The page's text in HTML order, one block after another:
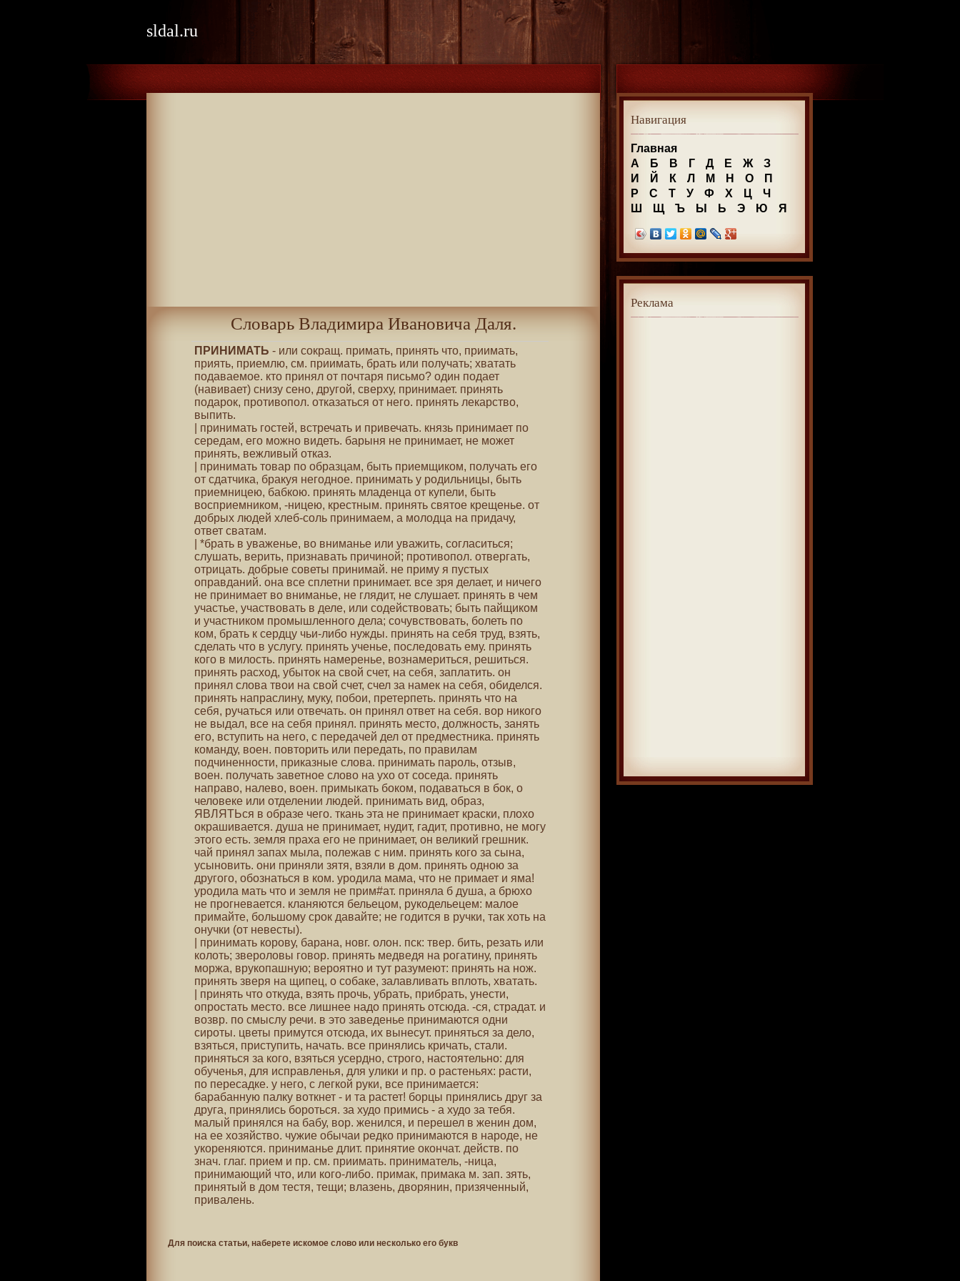
sldal.ru
Словарь Владимира Ивановича Даля.
ПРИНИМАТЬ - или сокращ. примать, принять что, приимать,
приять, приемлю, см. приимать, брать или получать; хватать
подаваемое. кто принял от почтаря письмо? один подает
(навивает) снизу сено, другой, сверху, принимает. принять
подарок, противопол. отказаться от него. принять лекарство,
выпить.
| принимать гостей, встречать и привечать. князь принимает по
середам, его можно видеть. барыня не принимает, не может
принять, вежливый отказ.
| принимать товар по образцам, быть приемщиком, получать его
от сдатчика, бракуя негодное. принимать у родильницы, быть
приемницею, бабкою. принять младенца от купели, быть
восприемником, -ницею, крестным. принять святое крещенье. от
добрых людей хлеб-соль принимаем, а молодца на придачу,
ответ сватам.
| *брать в уваженье, во вниманье или уважить, согласиться;
слушать, верить, признавать причиной; противопол. отвергать,
отрицать. добрые советы принимай. не приму я пустых
оправданий. она все сплетни принимает. все зря делает, и ничего
не принимает во вниманье, не глядит, не слушает. принять в чем
участье, участвовать в деле, или содействовать; быть пайщиком
и участником промышленного дела; сочувствовать, болеть по
ком, брать к сердцу чьи-либо нужды. принять на себя труд, взять,
сделать что в услугу. принять ученье, последовать ему. принять
кого в милость. принять намеренье, вознамериться, решиться.
принять расход, убыток на свой счет, на себя, заплатить. он
принял слова твои на свой счет, счел за намек на себя, обиделся.
принять напраслину, муку, побои, претерпеть. принять что на
себя, ручаться или отвечать. он принял ответ на себя. вор никого
не выдал, все на себя принял. принять место, должность, занять
его, вступить на него, с передачей дел от предместника. принять
команду, воен. повторить или передать, по правилам
подчиненности, приказные слова. принимать пароль, отзыв,
воен. получать заветное слово на ухо от соседа. принять
направо, налево, воен. примыкать боком, подаваться в бок, о
человеке или отделении людей. принимать вид, образ,
ЯВЛЯТЬся в образе чего. ткань эта не принимает краски, плохо
окрашивается. душа не принимает, нудит, гадит, противно, не могу
этого есть. земля праха его не принимает, он великий грешник.
чай принял запах мыла, полежав с ним. принять кого за сына,
усыновить. они приняли зятя, взяли в дом. принять одною за
другого, обознаться в ком. уродила мама, что не примает и яма!
уродила мать что и земля не прим#ат. приняла б душа, а брюхо
не прогневается. кланяются бельецом, рукодельецем: малое
примайте, большому срок давайте; не годится в ручки, так хоть на
онучки (от невесты).
| принимать корову, барана, новг. олон. пск: твер. бить, резать или
колоть; звероловы говор. принять медведя на рогатину, принять
моржа, врукопашную; вероятно и тут разумеют: принять на нож.
принять зверя на щипец, о собаке, залавливать вплоть, хватать.
| принять что откуда, взять прочь, убрать, прибрать, унести,
опростать место. все лишнее надо принять отсюда. -ся, страдат. и
возвр. по смыслу речи. в это заведенье принимаются одни
сироты. цветы примутся отсюда, их вынесут. приняться за дело,
взяться, приступить, начать. все принялись кричать, стали.
приняться за кого, взяться усердно, строго, настоятельно: для
обученья, для исправленья, для улики и пр. о растеньях: расти,
по пересадке. у него, с легкой руки, все принимается:
барабанную палку воткнет - и та растет! борцы принялись друг за
друга, принялись бороться. за худо примись - а худо за тебя.
малый принялся на бабу, вор. женился, и перешел в женин дом,
на ее хозяйство. чужие обычаи редко принимаются в народе, не
укореняются. приниманье длит. принятие окончат. действ. по
знач. глаг. прием и пр. см. приимать. приниматель, -ница,
принимающий что, или кого-либо. примак, примака м. зап. зять,
принятый в дом тестя, тещи; влазень, дворянин, призяченный,
привалень.
Для поиска статьи, наберете искомое слово или несколько его букв
Навигация
Главная
А
Б В Г Д Е Ж
З
И
Й К Л М Н О
П
Р
С Т У Ф Х Ц
Ч
Ш
Щ Ъ Ы Ь Э Ю Я
Реклама